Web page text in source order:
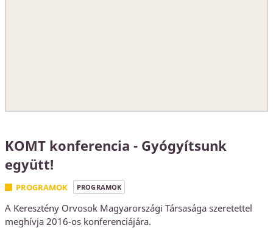
KOMT konferencia - Gyógyítsunk
együtt!
PROGRAMOK PROGRAMOK
A Keresztény Orvosok Magyarországi Társasága szeretettel
meghívja 2016-os konferenciájára.